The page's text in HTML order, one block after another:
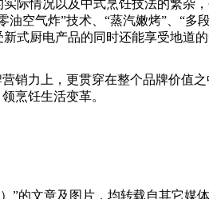
际情况以及中式烹饪技法的繁杂
空气炸”技术、“蒸汽嫩烤”、“
式厨电产品的同时还能享受地道的
销力上，更贯穿在整个品牌价值
烹饪生活变革。
”的文章及图片，均转载自其它